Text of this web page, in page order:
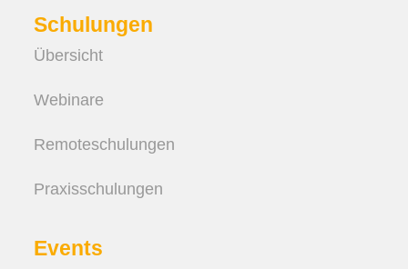
Schulungen
Übersicht
Webinare
Remote­schulungen
Praxis­schulungen
Events